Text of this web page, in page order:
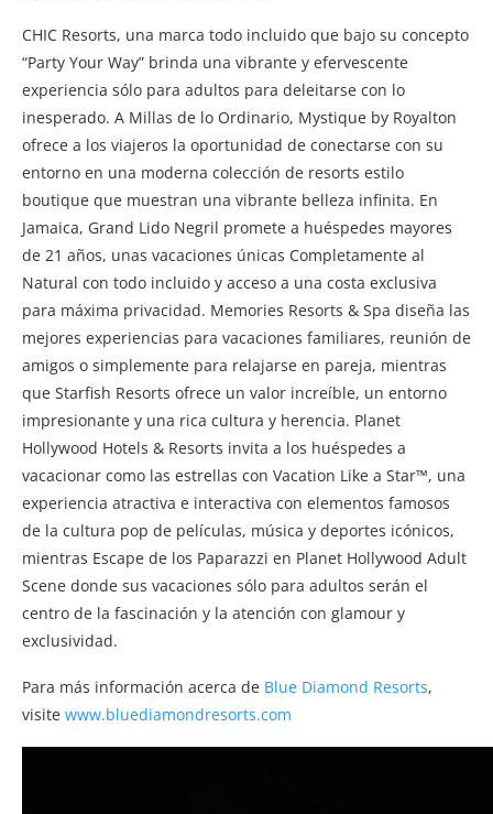
CHIC Resorts, una marca todo incluido que bajo su concepto
“Party Your Way” brinda una vibrante y efervescente
experiencia sólo para adultos para deleitarse con lo
inesperado. A Millas de lo Ordinario, Mystique by Royalton
ofrece a los viajeros la oportunidad de conectarse con su
entorno en una moderna colección de resorts estilo
boutique que muestran una vibrante belleza infinita. En
Jamaica, Grand Lido Negril promete a huéspedes mayores
de 21 años, unas vacaciones únicas Completamente al
Natural con todo incluido y acceso a una costa exclusiva
para máxima privacidad. Memories Resorts & Spa diseña las
mejores experiencias para vacaciones familiares, reunión de
amigos o simplemente para relajarse en pareja, mientras
que Starfish Resorts ofrece un valor increíble, un entorno
impresionante y una rica cultura y herencia. Planet
Hollywood Hotels & Resorts invita a los huéspedes a
vacacionar como las estrellas con Vacation Like a Star™, una
experiencia atractiva e interactiva con elementos famosos
de la cultura pop de películas, música y deportes icónicos,
mientras Escape de los Paparazzi en Planet Hollywood Adult
Scene donde sus vacaciones sólo para adultos serán el
centro de la fascinación y la atención con glamour y
exclusividad.
Para más información acerca de Blue Diamond Resorts,
visite www.bluediamondresorts.com